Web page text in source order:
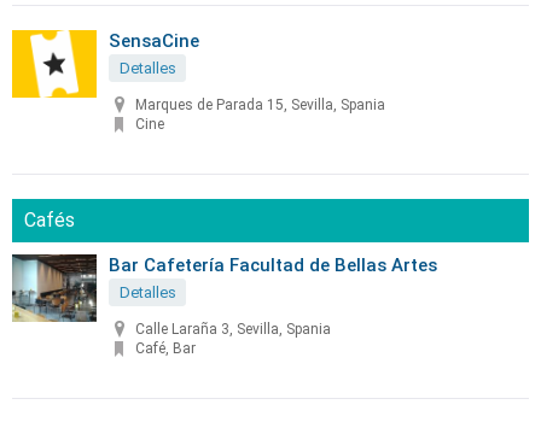
SensaCine
Detalles
Marques de Parada 15, Sevilla, Spania
Cine
Cafés
Bar Cafetería Facultad de Bellas Artes
Detalles
Calle Laraña 3, Sevilla, Spania
Café, Bar